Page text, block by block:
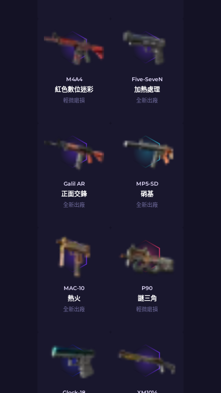
M4A4
紅色數位迷彩
輕微磨損
Five-SeveN
加熱處理
全新出廠
Galil AR
正面交鋒
全新出廠
MP5-SD
硝基
全新出廠
MAC-10
熱火
全新出廠
P90
謎三角
輕微磨損